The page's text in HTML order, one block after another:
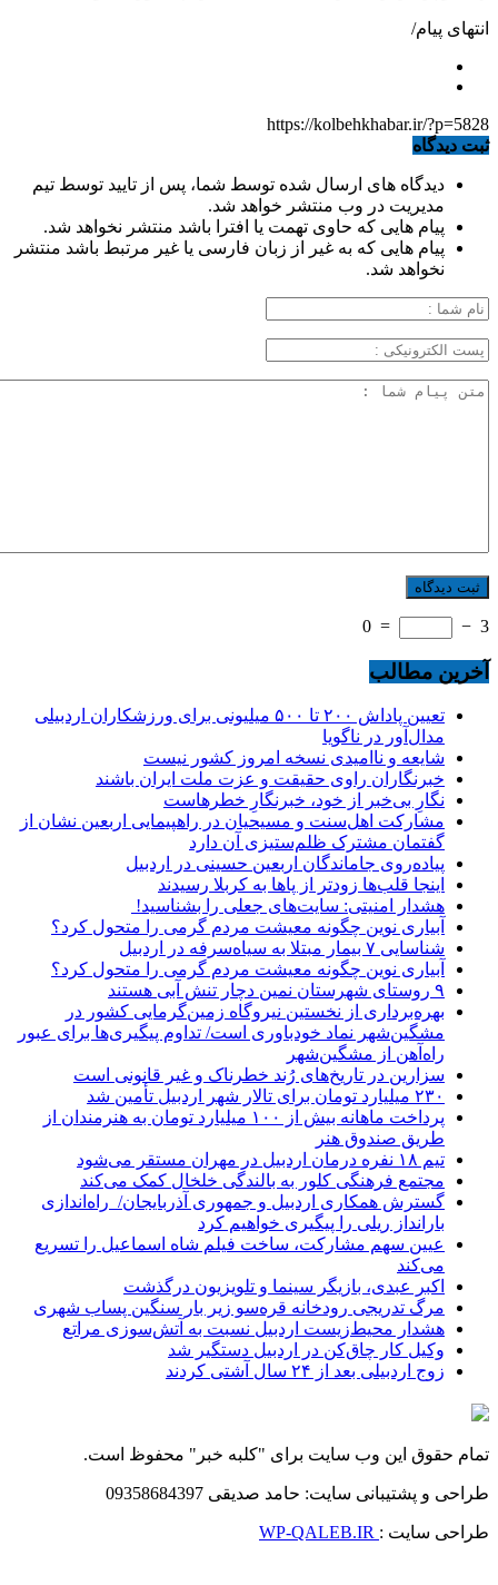
انتهای پیام/
https://kolbehkhabar.ir/?p=5828
ثبت دیدگاه
دیدگاه های ارسال شده توسط شما، پس از تایید توسط تیم
مدیریت در وب منتشر خواهد شد.
پیام هایی که حاوی تهمت یا افترا باشد منتشر نخواهد شد.
پیام هایی که به غیر از زبان فارسی یا غیر مرتبط باشد منتشر
نخواهد شد.
3
−
=
0
آخرین مطالب
تعیین پاداش ۲۰۰ تا ۵۰۰ میلیونی برای ورزشکاران اردبیلی
مدال‌آور در ناگویا
شایعه و ناامیدی نسخه امروز کشور نیست
خبرنگاران راوی حقیقت و عزت ملت ایران باشند
نگارِ بی‌خبر از خود، خبرنگارِ خطرهاست
مشارکت اهل‌سنت و مسیحیان در راهپیمایی اربعین نشان از
گفتمان مشترک ظلم‌ستیزی آن دارد
پیاده‌روی جاماندگان اربعین حسینی در اردبیل
اینجا قلب‌ها زودتر از پاها به کربلا رسیدند
هشدار امنیتی: سایت‌های جعلی را بشناسید!
آبیاری نوین چگونه معیشت مردم گرمی را متحول کرد؟
شناسایی ۷ بیمار مبتلا به سیاه‌سرفه در اردبیل
آبیاری نوین چگونه معیشت مردم گرمی را متحول کرد؟
۹ روستای شهرستان نمین دچار تنش آبی هستند
بهره‌برداری از نخستین نیروگاه زمین‌گرمایی کشور در
مشگین‌شهر نماد خودباوری است/ تداوم پیگیری‌ها برای عبور
راه‌آهن از مشگین‌شهر
سزارین در تاریخ‌های رُند خطرناک و غیر قانونی است
۲۳۰ میلیارد تومان برای تالار شهر اردبیل تأمین شد
پرداخت ماهانه بیش از ۱۰۰ میلیارد تومان به هنرمندان از
طریق صندوق هنر
تیم ۱۸ نفره درمان اردبیل در مهران مستقر می‌شود
مجتمع فرهنگی کلور به بالندگی خلخال کمک می‌کند
گسترش همکاری اردبیل و جمهوری آذربایجان/ راه‌اندازی
بارانداز ریلی را پیگیری خواهیم کرد
عیین سهم مشارکت، ساخت فیلم شاه‌ اسماعیل را تسریع
می‌کند
اکبر عبدی، بازیگر سینما و تلویزیون درگذشت
مرگ تدریجی رودخانه قره‌سو زیر بار سنگین پساب شهری
هشدار محیط‌زیست اردبیل نسبت به آتش‌سوزی مراتع
وکیل کار چاق‌کن در اردبیل دستگیر شد
زوج اردبیلی بعد از ۲۴ سال آشتی کردند
تمام حقوق این وب سایت برای "کلبه خبر" محفوظ است.
طراحی و پشتیبانی سایت: حامد صدیقی 09358684397
طراحی سایت :